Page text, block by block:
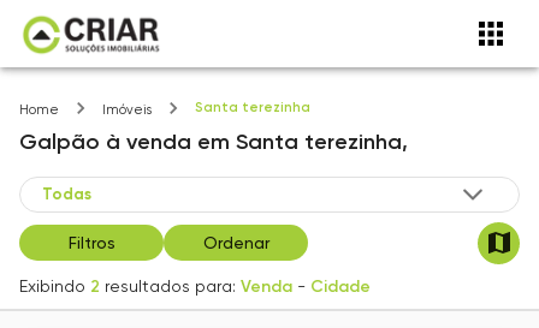
Home Imóveis Santa terezinha
Galpão à venda em Santa terezinha,
Filtros Ordenar
Exibindo 2 resultados para: Venda - Cidade